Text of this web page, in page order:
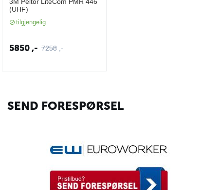
(UHF)
tilgjengelig
7258 ,-
5850,-
SEND FORESPØRSEL